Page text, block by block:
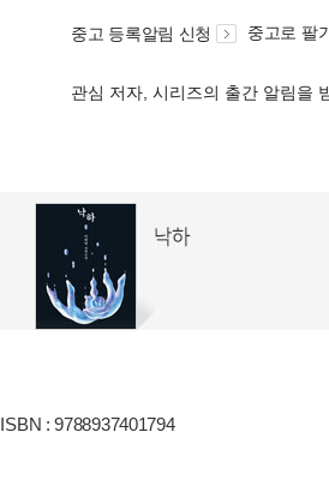
중고 등록알림 신청 중고로 팔
관심 저자, 시리즈의 출간 알림을
ISBN : 9788937401794